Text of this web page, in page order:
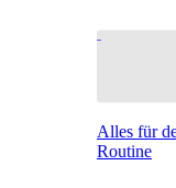
Alles für
Routine